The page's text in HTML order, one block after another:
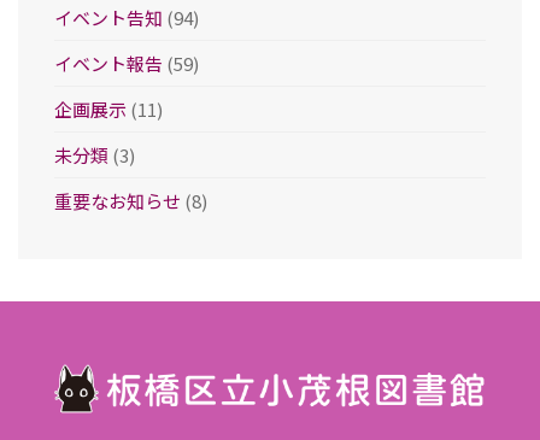
イベント告知 (94)
イベント報告 (59)
企画展示(11)
未分類 (3)
重要なお知らせ (8)